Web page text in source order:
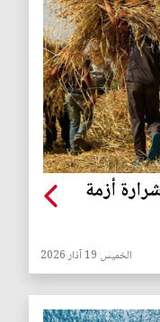
أزمة
الخميس 19 آذار 2026